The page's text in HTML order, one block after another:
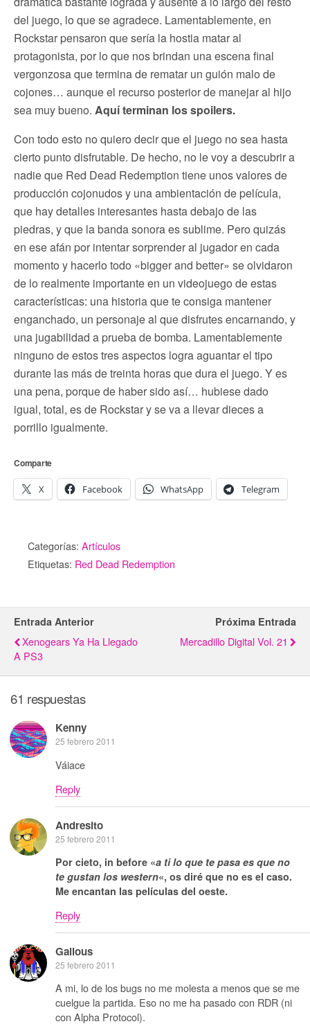
del juego, lo que se agradece. Lamentablemente, en
Rockstar pensaron que sería la hostia matar al
protagonista, por lo que nos brindan una escena final
vergonzosa que termina de rematar un guión malo de
cojones… aunque el recurso posterior de manejar al hijo
sea muy bueno. Aquí terminan los spoilers.
Con todo esto no quiero decir que el juego no sea hasta
cierto punto disfrutable. De hecho, no le voy a descubrir a
nadie que Red Dead Redemption tiene unos valores de
producción cojonudos y una ambientación de película,
que hay detalles interesantes hasta debajo de las
piedras, y que la banda sonora es sublime. Pero quizás
en ese afán por intentar sorprender al jugador en cada
momento y hacerlo todo «bigger and better» se olvidaron
de lo realmente importante en un videojuego de estas
características: una historia que te consiga mantener
enganchado, un personaje al que disfrutes encarnando, y
una jugabilidad a prueba de bomba. Lamentablemente
ninguno de estos tres aspectos logra aguantar el tipo
durante las más de treinta horas que dura el juego. Y es
una pena, porque de haber sido así… hubiese dado
igual, total, es de Rockstar y se va a llevar dieces a
porrillo igualmente.
Comparte
X Facebook WhatsApp Telegram
Categorías: Artículos
Etiquetas: Red Dead Redemption
Entrada Anterior
Xenogears Ya Ha Llegado
A PS3
Próxima Entrada
Mercadillo Digital Vol. 21
61 respuestas
Kenny
25 febrero 2011
Váiace
Reply
Andresito
25 febrero 2011
Por cieto, in before «a ti lo que te pasa es que no
te gustan los western«, os diré que no es el caso.
Me encantan las películas del oeste.
Reply
Galious
25 febrero 2011
A mi, lo de los bugs no me molesta a menos que se me
cuelgue la partida. Eso no me ha pasado con RDR (ni
con Alpha Protocol).